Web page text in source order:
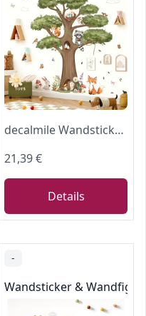
decalmile Wandsticker Waldtiere Baum Groß Wandtattoo Fuchs Hase(XL)
21,39 €
Details
-
Wandsticker &